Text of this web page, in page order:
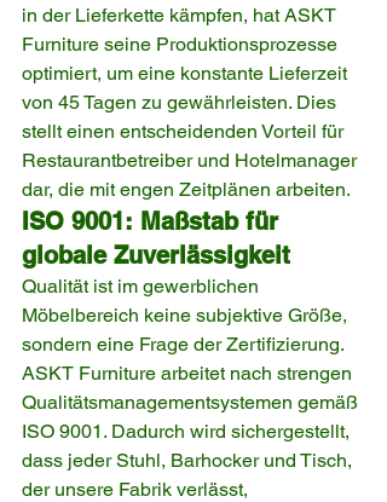
in der Lieferkette kämpfen, hat ASKT
Furniture seine Produktionsprozesse
optimiert, um eine konstante Lieferzeit
von 45 Tagen zu gewährleisten. Dies
stellt einen entscheidenden Vorteil für
Restaurantbetreiber und Hotelmanager
dar, die mit engen Zeitplänen arbeiten.
ISO 9001: Maßstab für
globale Zuverlässigkeit
Qualität ist im gewerblichen
Möbelbereich keine subjektive Größe,
sondern eine Frage der Zertifizierung.
ASKT Furniture arbeitet nach strengen
Qualitätsmanagementsystemen gemäß
ISO 9001. Dadurch wird sichergestellt,
dass jeder Stuhl, Barhocker und Tisch,
der unsere Fabrik verlässt,